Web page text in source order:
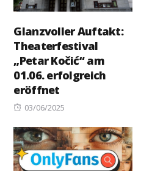
Glanzvoller Auftakt:
Theaterfestival
„Petar Kočić“ am
01.06. erfolgreich
eröffnet
Posted
03/06/2025